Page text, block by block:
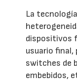
La
dispositivos
usuario
switches de
embebidos,